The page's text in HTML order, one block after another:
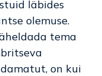
läbides
olemuse.
tema
on kui